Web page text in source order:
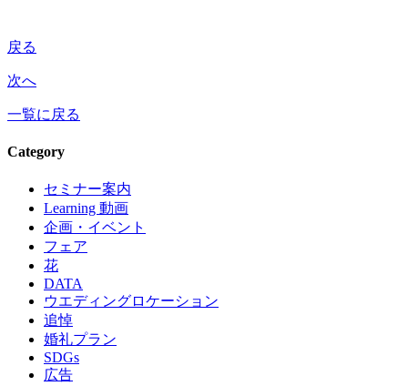
戻る
次へ
一覧に戻る
Category
セミナー案内
Learning 動画
企画・イベント
フェア
花
DATA
ウエディングロケーション
追悼
婚礼プラン
SDGs
広告